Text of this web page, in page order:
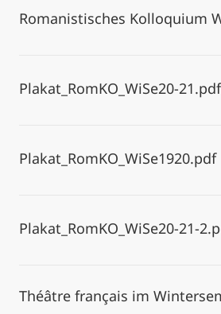
Romanistisches Kolloquium
Plakat_RomKO_WiSe20-21.pdf
Plakat_RomKO_WiSe1920.pdf
Plakat_RomKO_WiSe20-21-
Théâtre français im